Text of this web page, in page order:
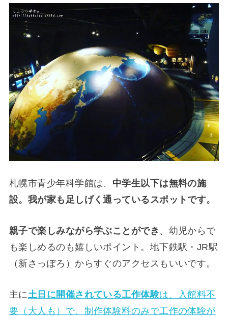
札幌市青少年科学館は、 中学生以下は無料の施
設。我が家も足しげく通っているスポットです。
親子で楽しみながら学ぶことができ 、幼児からで
も楽しめるのも嬉しいポイント。地下鉄駅・JR駅
（新さっぽろ）からすぐのアクセスもいいです。
主に 土日に開催されている工作体験は、入館料不
要（大人も）で、制作体験料のみで工作の体験が